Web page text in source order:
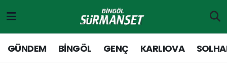
GÜNDEM BİNGÖL GENÇ KARLIOVA
Genç
Merkez Hava Durumu